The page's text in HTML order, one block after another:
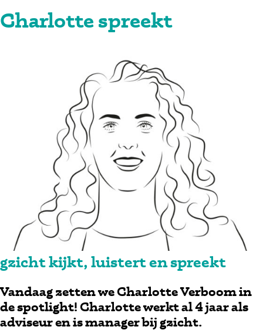
Charlotte spreekt
gzicht kijkt, luistert en spreekt
Vandaag zetten we Charlotte Verboom in
de spotlight! Charlotte werkt al 4 jaar als
adviseur en is manager bij gzicht.